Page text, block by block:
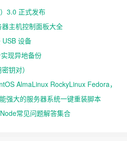
3.0 正式发布
主机控制面板大全
设备
现异地备份
钥对）
AlmaLinux RockyLinux Fedora，
强大的服务器系统一键重装脚本
常见问题解答集合